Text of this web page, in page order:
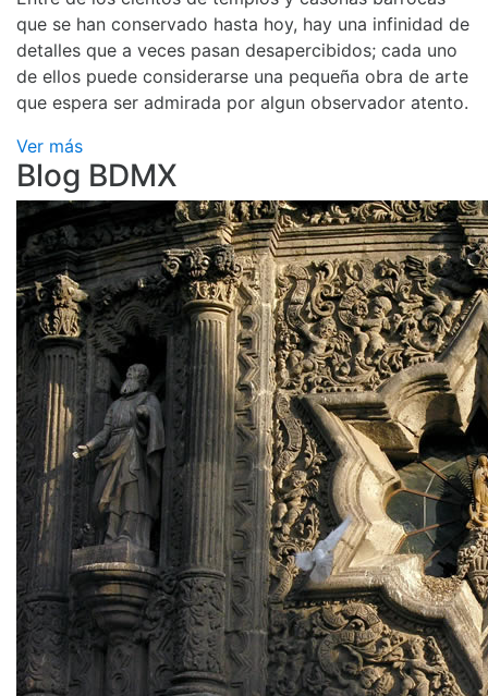
que se han conservado hasta hoy, hay una infinidad de
detalles que a veces pasan desapercibidos; cada uno
de ellos puede considerarse una pequeña obra de arte
que espera ser admirada por algun observador atento.
Ver más
Blog BDMX